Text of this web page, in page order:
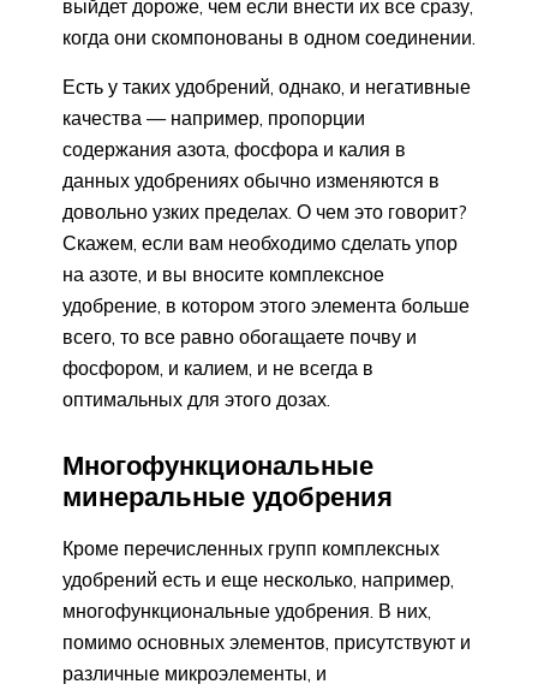
выйдет дороже, чем если внести их все сразу,
когда они скомпонованы в одном соединении.
Есть у таких удобрений, однако, и негативные
качества — например, пропорции
содержания азота, фосфора и калия в
данных удобрениях обычно изменяются в
довольно узких пределах. О чем это говорит?
Скажем, если вам необходимо сделать упор
на азоте, и вы вносите комплексное
удобрение, в котором этого элемента больше
всего, то все равно обогащаете почву и
фосфором, и калием, и не всегда в
оптимальных для этого дозах.
Многофункциональные
минеральные удобрения
Кроме перечисленных групп комплексных
удобрений есть и еще несколько, например,
многофункциональные удобрения. В них,
помимо основных элементов, присутствуют и
различные микроэлементы, и